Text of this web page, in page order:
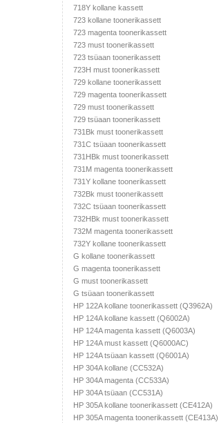
718Y kollane kassett
723 kollane toonerikassett
723 magenta toonerikassett
723 must toonerikassett
723 tsüaan toonerikassett
723H must toonerikassett
729 kollane toonerikassett
729 magenta toonerikassett
729 must toonerikassett
729 tsüaan toonerikassett
731Bk must toonerikassett
731C tsüaan toonerikassett
731HBk must toonerikassett
731M magenta toonerikassett
731Y kollane toonerikassett
732Bk must toonerikassett
732C tsüaan toonerikassett
732HBk must toonerikassett
732M magenta toonerikassett
732Y kollane toonerikassett
G kollane toonerikassett
G magenta toonerikassett
G must toonerikassett
G tsüaan toonerikassett
HP 122A kollane toonerikassett (Q3962A)
HP 124A kollane kassett (Q6002A)
HP 124A magenta kassett (Q6003A)
HP 124A must kassett (Q6000AC)
HP 124A tsüaan kassett (Q6001A)
HP 304A kollane (CC532A)
HP 304A magenta (CC533A)
HP 304A tsüaan (CC531A)
HP 305A kollane toonerikassett (CE412A)
HP 305A magenta toonerikassett (CE413A)